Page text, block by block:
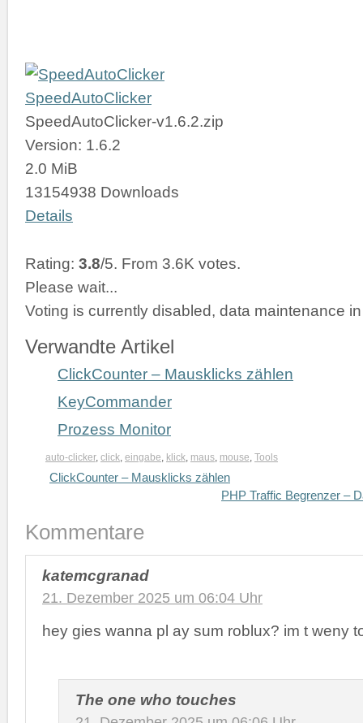
SpeedAutoClicker
SpeedAutoClicker-v1.6.2.zip
Version: 1.6.2
2.0 MiB
13154938 Downloads
Details
Rating: 3.8/5. From 3.6K votes.
Please wait...
Voting is currently disabled, data maintenance
Verwandte Artikel
ClickCounter – Mausklicks zählen
KeyCommander
Prozess Monitor
auto-clicker, click, eingabe, klick, maus, mouse, Tools
ClickCounter – Mausklicks zählen
PHP Traffic Begrenzer –
Kommentare
katemcgranad
21. Dezember 2025 um 06:04 Uhr
hey gies wanna pl ay sum roblux? im t weny
The one who touches